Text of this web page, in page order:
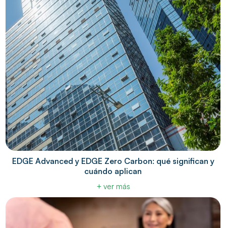
EDGE Advanced y EDGE Zero Carbon: qué significan y
cuándo aplican
+ ver más